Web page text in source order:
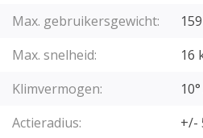
Max. gebruikersgewicht:
Max. snelheid:
16
Klimvermogen:
Actieradius:
+/-